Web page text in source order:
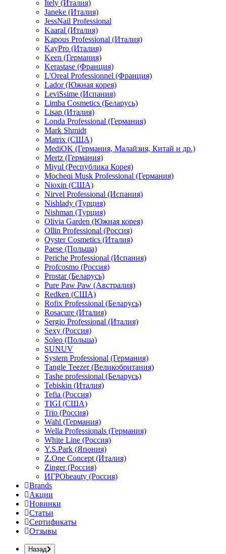
Itely (Италия)
Janeke (Италия)
JessNail Professional
Kaaral (Италия)
Kapous Professional (Италия)
KayPro (Италия)
Keen (Германия)
Kerastase (Франция)
L'Oreal Professionnel (Франция)
Lador (Южная корея)
LeviSsime (Испания)
Limba Cosmetics (Беларусь)
Lisap (Италия)
Londa Professional (Германия)
Mark Shmidt
Matrix (США)
MediOK (Германия, Малайзия, Китай и др.)
Mertz (Германия)
Miyul (Республика Корея)
Mocheqi Musk Professional (Германия)
Nioxin (США)
Nirvel Professional (Испания)
Nishlady (Турция)
Nishman (Турция)
Olivia Garden (Южная корея)
Ollin Professional (Россия)
Oyster Cosmetics (Италия)
Paese (Польша)
Periche Professional (Испания)
Profcosmo (Россия)
Prostar (Беларусь)
Pure Paw Paw (Австралия)
Redken (США)
Rofix Professional (Беларусь)
Rosacure (Италия)
Sergio Professional (Италия)
Sexy (Россия)
Soleo (Польша)
SUNUV
System Professional (Германия)
Tangle Teezer (Великобритания)
Tashe professional (Беларусь)
Tebiskin (Италия)
Tefia (Россия)
TIGI (США)
Trio (Россия)
Wahl (Германия)
Wella Professionals (Германия)
White Line (Россия)
Y.S.Park (Япония)
Z.One Concept (Италия)
Zinger (Россия)
ИГРОbeauty (Россия)
Brands
Акции
Новинки
Статьи
Сертификаты
Отзывы
Назад